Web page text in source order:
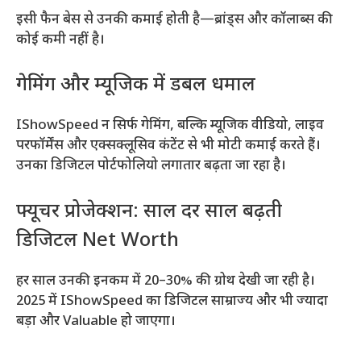
इसी फैन बेस से उनकी कमाई होती है—ब्रांड्स और कॉलाब्स की
कोई कमी नहीं है।
गेमिंग और म्यूजिक में डबल धमाल
IShowSpeed न सिर्फ गेमिंग, बल्कि म्यूजिक वीडियो, लाइव
परफॉर्मेंस और एक्सक्लूसिव कंटेंट से भी मोटी कमाई करते हैं।
उनका डिजिटल पोर्टफोलियो लगातार बढ़ता जा रहा है।
फ्यूचर प्रोजेक्शन: साल दर साल बढ़ती
डिजिटल Net Worth
हर साल उनकी इनकम में 20–30% की ग्रोथ देखी जा रही है।
2025 में IShowSpeed का डिजिटल साम्राज्य और भी ज्यादा
बड़ा और Valuable हो जाएगा।